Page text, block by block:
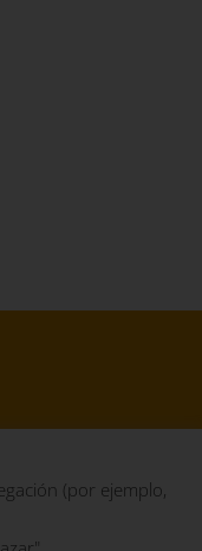
(por ejemplo,